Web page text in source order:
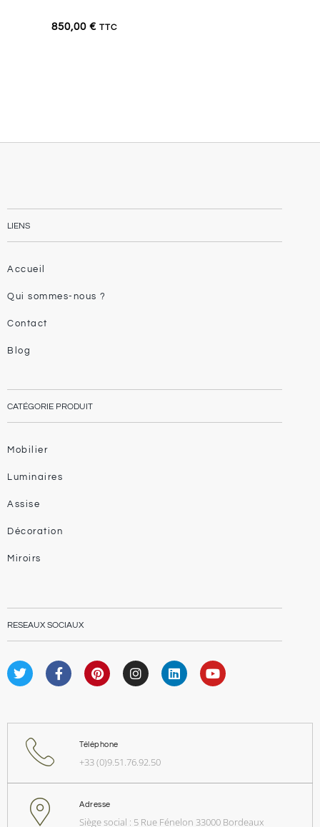
850,00€ TTC
LIENS
Accueil
Qui sommes-nous ?
Contact
Blog
CATÉGORIE PRODUIT
Mobilier
Luminaires
Assise
Décoration
Miroirs
RESEAUX SOCIAUX
Téléphone
+33 (0)9.51.76.92.50
Adresse
Siège social : 5 Rue Fénelon 33000 Bordeaux